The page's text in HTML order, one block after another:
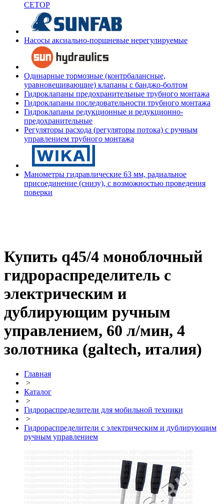
СЕТОР
Насосы аксиально-поршневые нерегулируемые
Одинарные тормозные (контрбалансные,
уравновешивающие) клапаны с банджо-болтом
Гидроклапаны предохранительные трубного монтажа
Гидроклапаны последовательности трубного монтажа
Гидроклапаны редукционные и редукционно-
предохранительные
Регуляторы расхода (регуляторы потока) с ручным
управлением трубного монтажа
Манометры гидравлические 63 мм, радиальное
присоединение (снизу), с возможностью проведения
поверки
Купить q45/4 моноблочный
гидрораспределитель с
электрическим и
дублирующим ручным
управлением, 60 л/мин, 4
золотника (galtech, италия)
Главная
>
Каталог
>
Гидрораспределители для мобильной техники
>
Гидрораспределители с электрическим и дублирующим
ручным управлением